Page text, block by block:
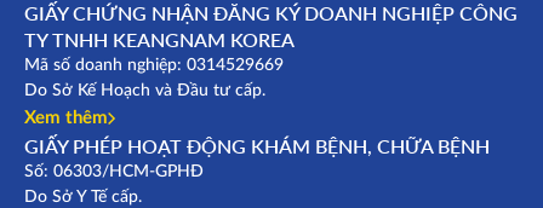
GIẤY CHỨNG NHẬN ĐĂNG KÝ DOANH NGHIỆP CÔNG
TY TNHH KEANGNAM KOREA
Mã số doanh nghiệp: 0314529669
Do Sở Kế Hoạch và Đầu tư cấp.
Xem thêm
GIẤY PHÉP HOẠT ĐỘNG KHÁM BỆNH, CHỮA BỆNH
Số: 06303/HCM-GPHĐ
Do Sở Y Tế cấp.